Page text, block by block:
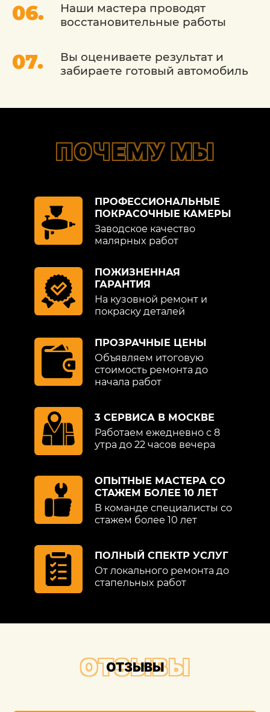
мойка автомобиля;
используя профессиональные световые
приборы контроля и диагностики;
предварительная подготовка. Она
осуществляется при помощи автоскраба,
действующего эффективно, но безопасно,
полирование машиной и мягкое,
специальными инструментами;
защитная полировка поверхности (по
согласованию с клиентом). Она позволяет
Проводится на основе восков и тефлона.
После оценки результатов, автомобиль
передается владельцу.
ПРЕИМУЩЕСТВА
АБРАЗИВНОЙ ПОЛИРОВКИ
КУЗОВА КИА У НАС
Многочисленные отзывы клиентов,
профессиональные экспертные оценки
указывают на такие достоинства
оперативное проведение всех
манипуляций;
поверхности авто;
гарантированно высокий результат;
адекватная стоимость;
справедливы, лучше самостоятельно.
Приезжайте, закажите услугу и оцените
Наши мастера проводят
восстановительные работы
Вы оцениваете результат и
забираете готовый автомобиль
ПОЧЕМУ МЫ
ПРОФЕССИОНАЛЬНЫЕ
ПОКРАСОЧНЫЕ КАМЕРЫ
Заводское качество
малярных работ
ПОЖИЗНЕННАЯ
ГАРАНТИЯ
На кузовной ремонт и
покраску деталей
ПРОЗРАЧНЫЕ ЦЕНЫ
Объявляем итоговую
стоимость ремонта до
начала работ
3 СЕРВИСА В МОСКВЕ
Работаем ежедневно с 8
утра до 22 часов вечера
ОПЫТНЫЕ МАСТЕРА СО
СТАЖЕМ БОЛЕЕ 10 ЛЕТ
В команде специалисты со
стажем более 10 лет
ПОЛНЫЙ СПЕКТР УСЛУГ
От локального ремонта до
стапельных работ
ОТЗЫВЫ
ОТЗЫВЫ